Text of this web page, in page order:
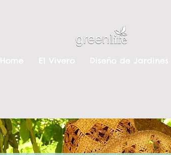
Home El Vivero Diseño de Jardines